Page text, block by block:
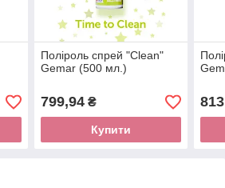
Поліроль спрей "Clean"
Gemar (500 мл.)
799,94₴
Купити